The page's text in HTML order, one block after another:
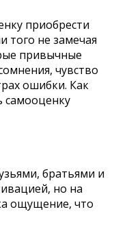
приобрести
того не замечая
привычные
чувство
ошибки. Как
самооценку
братьями и
но на
ощущение, что